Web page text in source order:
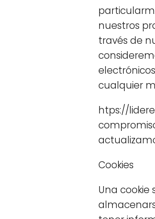
nuestros
través de
cualquier
htps://
Cookies
Una